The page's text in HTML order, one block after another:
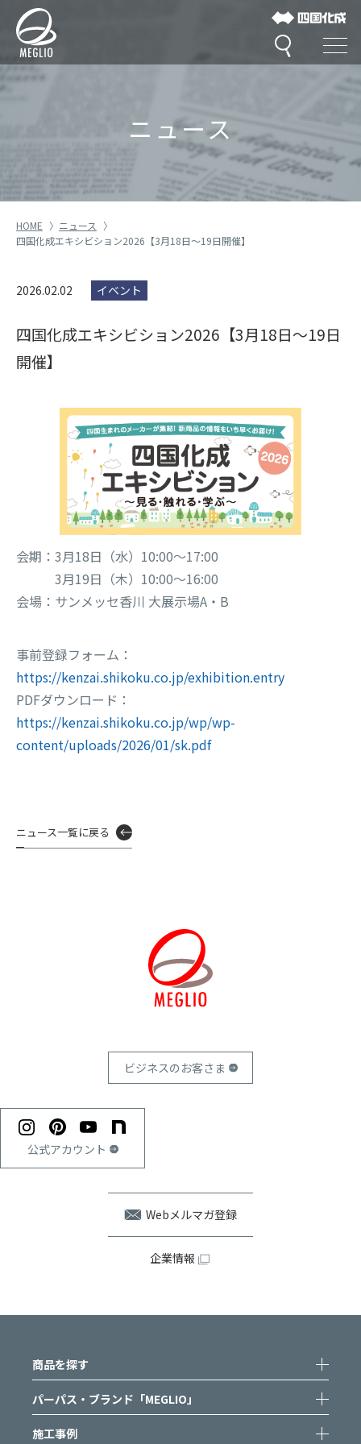
ニュース
HOME
ニュース
四国化成エキシビション2026【3月18日～19日開催】
2026.02.02 イベント
四国化成エキシビション2026【3月18日～19日
開催】
会期：3月18日（水）10:00～17:00
3月19日（木）10:00～16:00
会場：サンメッセ香川 大展示場A・B
事前登録フォーム：
https://kenzai.shikoku.co.jp/exhibition.entry
PDFダウンロード：
https://kenzai.shikoku.co.jp/wp/wp-
content/uploads/2026/01/sk.pdf
ニュース一覧に戻る
ビジネスのお客さま
公式アカウント
Webメルマガ登録
企業情報
商品を探す
パーパス・ブランド「MEGLIO」
施工事例